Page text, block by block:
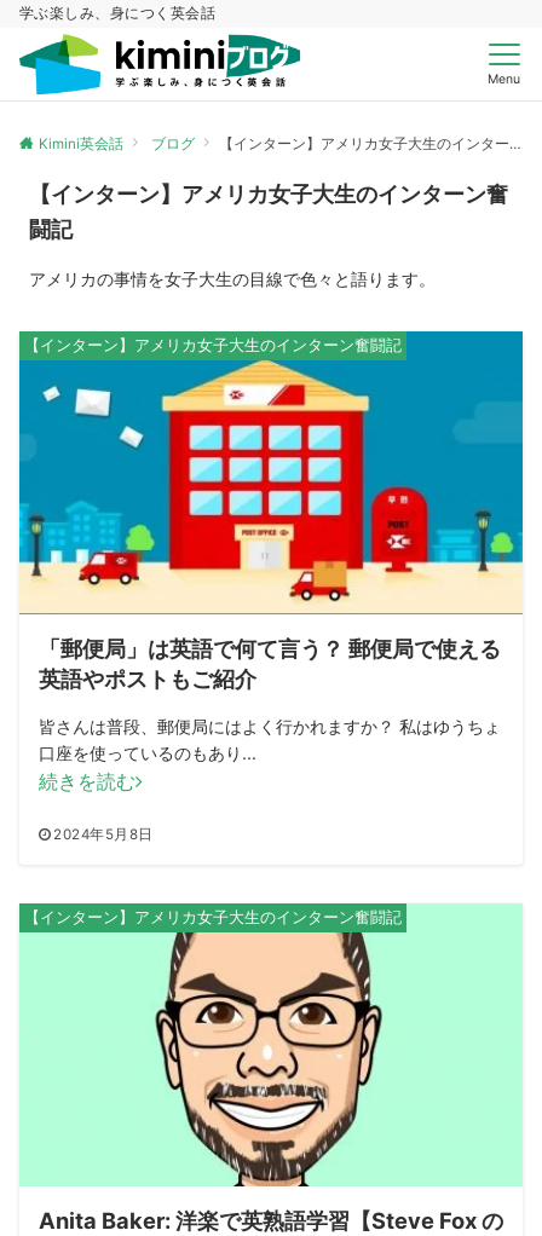
学ぶ楽しみ、身につく英会話
Menu
Kimini英会話 ブログ 【インターン】アメリカ女子大生のインターン奮闘記
【インターン】アメリカ女子大生のインターン奮
闘記
アメリカの事情を女子大生の目線で色々と語ります。
【インターン】アメリカ女子大生のインターン奮闘記
「郵便局」は英語で何て言う？ 郵便局で使える
英語やポストもご紹介
皆さんは普段、郵便局にはよく行かれますか？ 私はゆうちょ
口座を使っているのもあり...
2024年5月8日
続きを読む
【インターン】アメリカ女子大生のインターン奮闘記
Anita Baker: 洋楽で英熟語学習【Steve Fox の